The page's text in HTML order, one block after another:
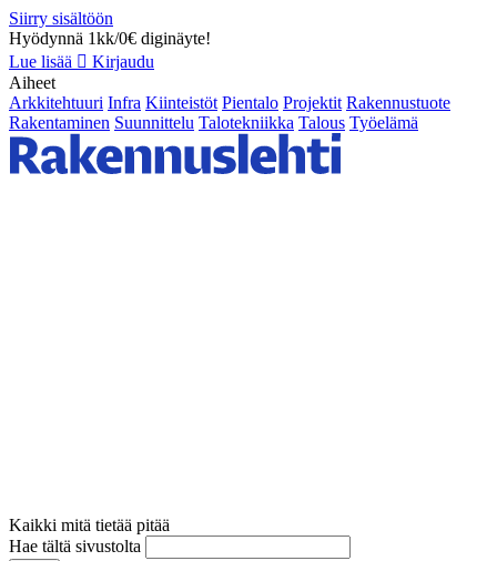
Siirry sisältöön
Hyödynnä 1kk/0€ diginäyte!
Lue lisää
Kirjaudu
Aiheet
Arkkitehtuuri Infra Kiinteistöt Pientalo Projektit Rakennustuote
Rakentaminen Suunnittelu Talotekniikka Talous Työelämä
Kaikki mitä tietää pitää
Hae tältä sivustolta